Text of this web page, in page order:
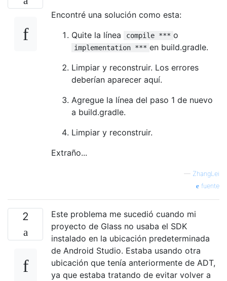
Encontré una solución como esta:
Quite la línea
compile *** o
implementation *** en build.gradle.
Limpiar y reconstruir. Los errores
deberían aparecer aquí.
Agregue la línea del paso 1 de nuevo
a build.gradle.
Limpiar y reconstruir.
Extraño...
— ZhangLei
fuente
2
Este problema me sucedió cuando mi
proyecto de Glass no usaba el SDK
instalado en la ubicación predeterminada
de Android Studio. Estaba usando otra
ubicación que tenía anteriormente de ADT,
ya que estaba tratando de evitar volver a